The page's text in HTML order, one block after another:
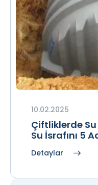
10.02.2025
Çiftliklerde
Su İsrafını 5
Detaylar